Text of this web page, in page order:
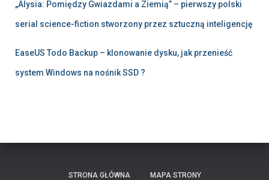
„Alysia: Pomiędzy Gwiazdami a Ziemią” – pierwszy polski
serial science-fiction stworzony przez sztuczną inteligencję
EaseUS Todo Backup – klonowanie dysku, jak przenieść
system Windows na nośnik SSD ?
STRONA GŁÓWNA MAPA STRONY